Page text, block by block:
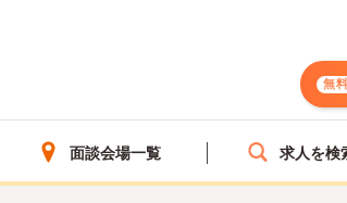
無
面談会場一覧 求人を検